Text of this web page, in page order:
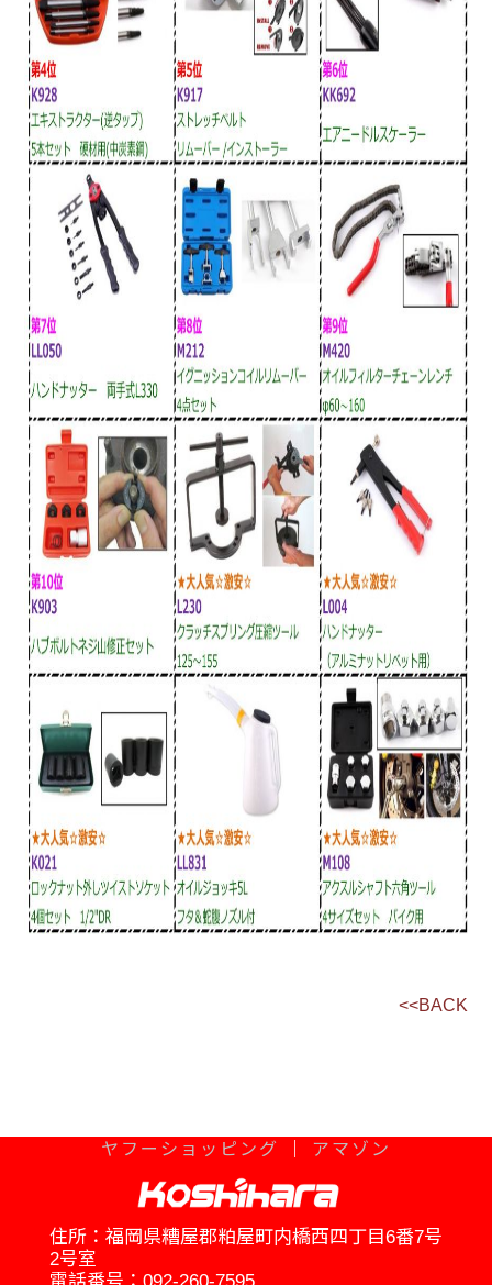
<<BACK
ヤフーショッピング アマゾン
住所：福岡県糟屋郡粕屋町内橋西四丁目6番7号
2号室